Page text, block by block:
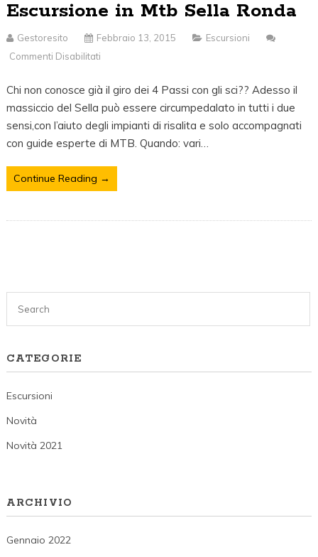
Escursione in Mtb Sella Ronda
Gestoresito Febbraio 13, 2015
Escursioni
Commenti Disabilitati
In
Mtb
Sella
Ronda
Chi non conosce già il giro dei 4 Passi con gli sci?? Adesso il
massiccio del Sella può essere circumpedalato in tutti i due
sensi,con l’aiuto degli impianti di risalita e solo accompagnati
con guide esperte di MTB. Quando: vari…
Continue Reading →
CATEGORIE
Escursioni
Novità
Novità 2021
ARCHIVIO
Gennaio 2022